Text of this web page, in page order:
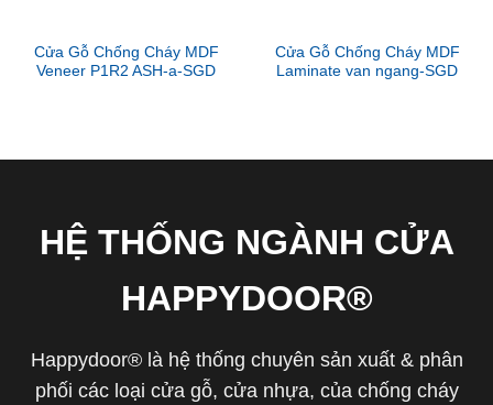
Cửa Gỗ Chống Cháy MDF
Veneer P1R2 ASH-a-SGD
Cửa Gỗ Chống Cháy MDF
Laminate van ngang-SGD
HỆ THỐNG NGÀNH CỬA
HAPPYDOOR®
Happydoor® là hệ thống chuyên sản xuất & phân
phối các loại cửa gỗ, cửa nhựa, của chống cháy